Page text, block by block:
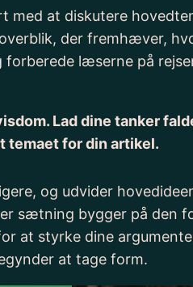
at diskutere
der fremhæver,
læserne på
Lad dine tanker
temaet for din artikel.
og udvider
sætning bygger på den
at styrke dine
at tage form.